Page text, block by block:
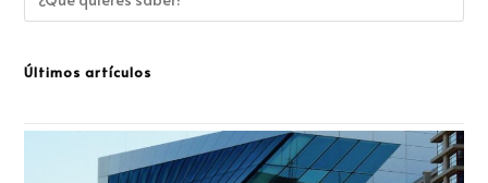
Últimos artículos